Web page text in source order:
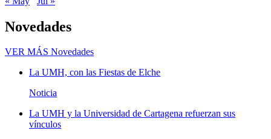
Novedades
VER MÁS Novedades
La UMH, con las Fiestas de Elche
Noticia
La UMH y la Universidad de Cartagena refuerzan sus
vínculos